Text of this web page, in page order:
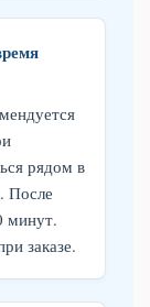
рядом в
После
минут.
заказе.